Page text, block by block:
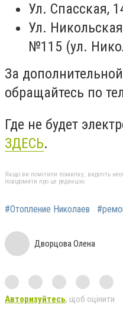
Ул. Спасская,
Ул.
№115 (ул.
За
обращайтесь по
Где не будет
ЗДЕСЬ.
Якщо ви помітили помилку, виділіть
повідомити про це редакцію
#Отопление Николаев
Дворцова Олена
Авторизуйтесь, щоб оцінити